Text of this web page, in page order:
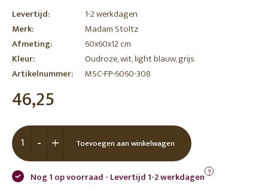
Levertijd:
1-2 werkdagen
Merk:
Madam Stoltz
Afmeting:
60x60x12 cm
Kleur:
Oudroze, wit, light blauw, grijs
Artikelnummer:
MSC-FP-6060-308
46,25
+
- Toevoegen aan winkelwagen
Nog 1 op voorraad - Levertijd 1-2 werkdagen ?